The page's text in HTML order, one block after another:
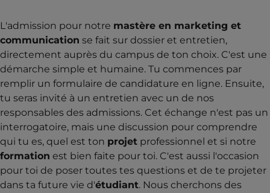
L'admission pour notre mastère en marketing et
communication se fait sur dossier et entretien,
directement auprès du campus de ton choix. C'est une
démarche simple et humaine. Tu commences par
remplir un formulaire de candidature en ligne. Ensuite,
tu seras invité à un entretien avec un de nos
responsables des admissions. Cet échange n'est pas un
interrogatoire, mais une discussion pour comprendre
qui tu es, quel est ton projet professionnel et si notre
formation est bien faite pour toi. C'est aussi l'occasion
pour toi de poser toutes tes questions et de te projeter
dans ta future vie d'étudiant. Nous cherchons des